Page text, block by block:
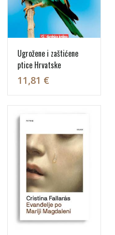
Ugrožene i zaštićene
ptice Hrvatske
11,81 €